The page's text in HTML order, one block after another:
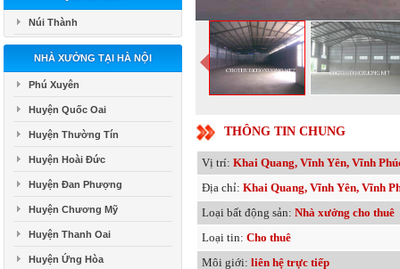
Núi Thành
NHÀ XƯỞNG TẠI HÀ NỘI
Phú Xuyên
Huyện Quốc Oai
Huyện Thường Tín
Huyện Hoài Đức
Huyện Đan Phượng
Huyện Chương Mỹ
Huyện Thanh Oai
Huyện Ứng Hòa
THÔNG TIN CHUNG
Vị trí: Khai Quang, Vĩnh Yên, Vĩnh
Địa chỉ: Khai Quang, Vĩnh Yên, Vĩnh
Loại bất động sản: Nhà xưởng cho thuê
Loại tin: Cho thuê
Môi giới: liên hệ trực tiếp